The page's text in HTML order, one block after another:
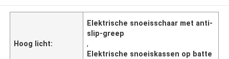
Hoog licht:
Elektrische snoeisschaar met anti-
slip-greep
,
Elektrische snoeiskassen op batte